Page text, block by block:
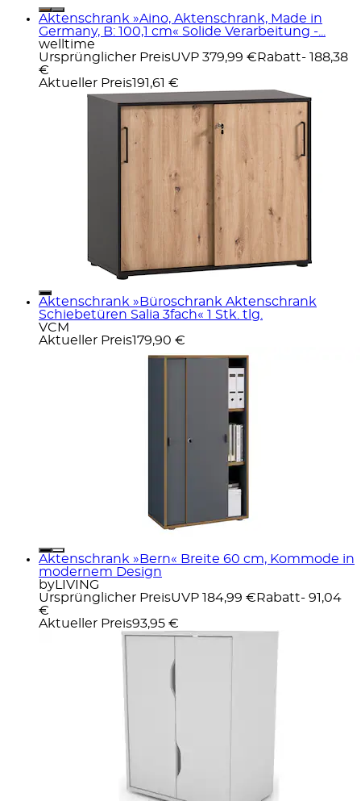
Aktenschrank »Aino, Aktenschrank, Made in
Germany, B: 100,1 cm« Solide Verarbeitung -...
welltime
Ursprünglicher PreisUVP 379,99 € Rabatt- 188,38
€
Aktueller Preis191,61 €
Aktenschrank »Büroschrank Aktenschrank
Schiebetüren Salia 3fach« 1 Stk. tlg.
VCM
Aktueller Preis179,90 €
Aktenschrank »Bern« Breite 60 cm, Kommode in
modernem Design
byLIVING
Ursprünglicher PreisUVP 184,99 € Rabatt- 91,04
€
Aktueller Preis93,95 €